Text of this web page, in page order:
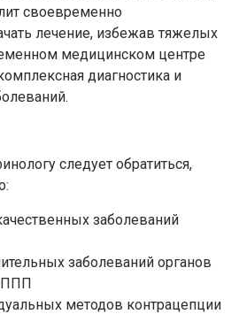
своевременно
лечение, избежав тяжелых
медицинском центре
диагностика и
следует обратиться,
заболеваний
заболеваний органов
методов контрацепции